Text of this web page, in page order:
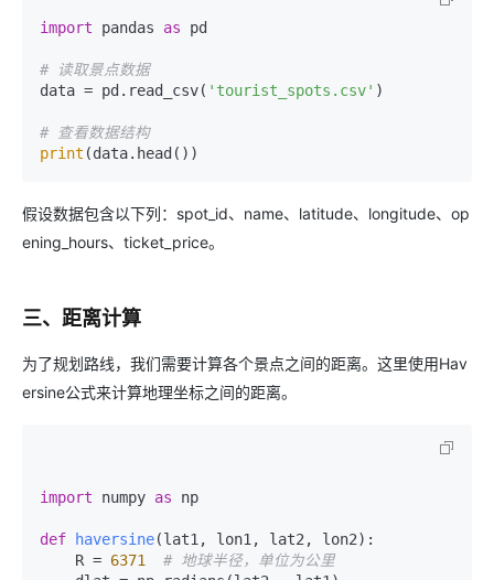
import pandas as pd
# 读取景点数据
data = pd.read_csv( 'tourist_spots.csv' )
# 查看数据结构
print
假设数据包含以下列：spot_id、name、latitude、longitude、op
ening_hours、ticket_price。
三、距离计算
为了规划路线，我们需要计算各个景点之间的距离。这里使用Hav
ersine公式来计算地理坐标之间的距离。
import numpy as np
def haversine(lat1, lon1, lat2, lon2):
    R =
6371
# 地球半径，单位为公里